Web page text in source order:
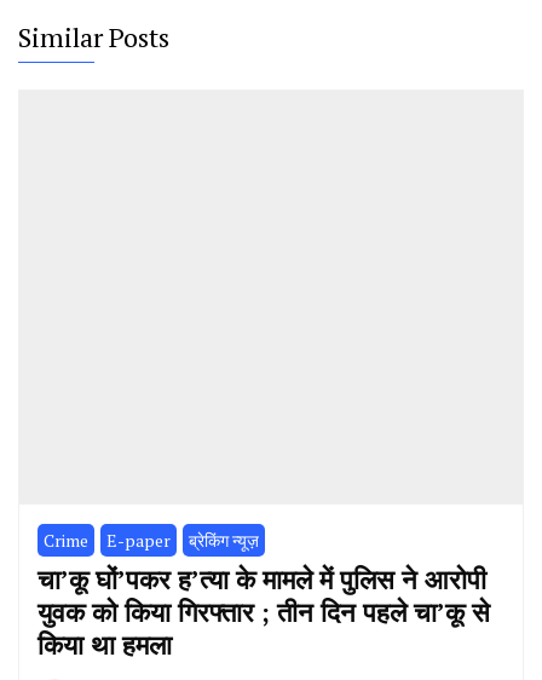
Similar Posts
Crime E-paper ब्रेकिंग न्यूज़
चा’कू घों’पकर ह’त्या के मामले में पुलिस ने आरोपी
युवक को किया गिरफ्तार ; तीन दिन पहले चा’कू से
किया था हमला